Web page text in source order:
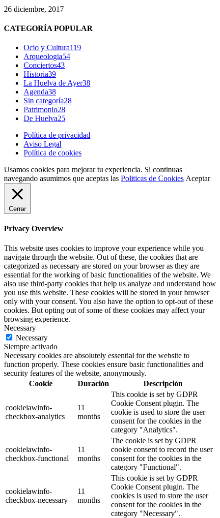
26 diciembre, 2017
CATEGORÍA POPULAR
Ocio y Cultura119
Arqueologia54
Conciertos43
Historia39
La Huelva de Ayer38
Agenda38
Sin categoría28
Patrimonio28
De Huelva25
Política de privacidad
Aviso Legal
Política de cookies
Usamos cookies para mejorar tu experiencia. Si continuas
navegando asumimos que aceptas las Politicas de Cookies Aceptar
Cerrar
Privacy Overview
This website uses cookies to improve your experience while you
navigate through the website. Out of these, the cookies that are
categorized as necessary are stored on your browser as they are
essential for the working of basic functionalities of the website. We
also use third-party cookies that help us analyze and understand how
you use this website. These cookies will be stored in your browser
only with your consent. You also have the option to opt-out of these
cookies. But opting out of some of these cookies may affect your
browsing experience.
Necessary
Necessary
Siempre activado
Necessary cookies are absolutely essential for the website to
function properly. These cookies ensure basic functionalities and
security features of the website, anonymously.
Cookie
Duración Descripción
cookielawinfo-
checkbox-analytics
11
months
This cookie is set by GDPR
Cookie Consent plugin. The
cookie is used to store the user
consent for the cookies in the
category "Analytics".
cookielawinfo-
checkbox-functional
11
months
The cookie is set by GDPR
cookie consent to record the user
consent for the cookies in the
category "Functional".
cookielawinfo-
checkbox-necessary
11
months
This cookie is set by GDPR
Cookie Consent plugin. The
cookies is used to store the user
consent for the cookies in the
category "Necessary".